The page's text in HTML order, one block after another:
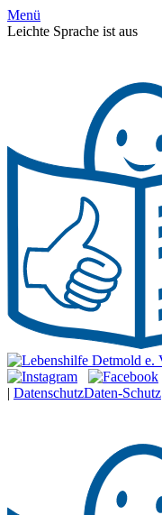
Menü
Leichte Sprache ist aus
| DatenschutzDaten-Schutz